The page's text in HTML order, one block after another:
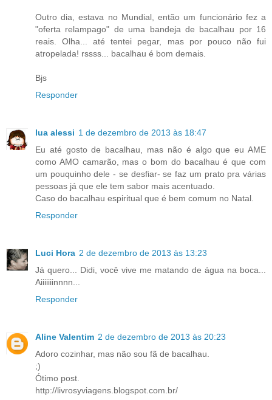
Outro dia, estava no Mundial, então um funcionário fez a
"oferta relampago" de uma bandeja de bacalhau por 16
reais. Olha... até tentei pegar, mas por pouco não fui
atropelada! rssss... bacalhau é bom demais.
Bjs
Responder
lua alessi 1 de dezembro de 2013 às 18:47
Eu até gosto de bacalhau, mas não é algo que eu AME
como AMO camarão, mas o bom do bacalhau é que com
um pouquinho dele - se desfiar- se faz um prato pra várias
pessoas já que ele tem sabor mais acentuado.
Caso do bacalhau espiritual que é bem comum no Natal.
Responder
Luci Hora 2 de dezembro de 2013 às 13:23
Já quero... Didi, você vive me matando de água na boca...
Aiiiiiiinnnn...
Responder
Aline Valentim 2 de dezembro de 2013 às 20:23
Adoro cozinhar, mas não sou fã de bacalhau.
;)
Ótimo post.
http://livrosyviagens.blogspot.com.br/